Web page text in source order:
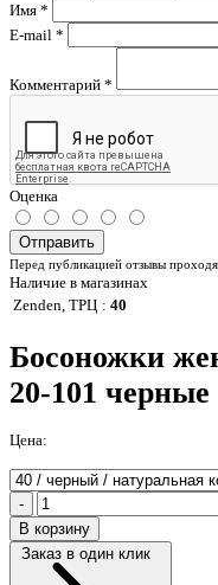
Имя *
E-mail *
Комментарий *
Оценка
Отправить
Перед публикацией отзывы
Наличие в магазинах
Zenden, ТРЦ : 40
Босоножки
20-101 черные
Цена:
-
В корзину
Заказ в один клик